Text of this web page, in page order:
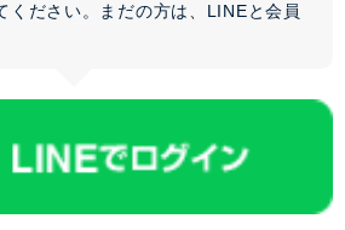
ください。まだの方は、 LINEと会員